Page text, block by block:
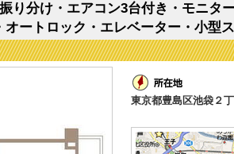
り分け・エアコン3台付き・モニタ
ートロック・エレベーター・小型
東京都豊島区池袋２丁